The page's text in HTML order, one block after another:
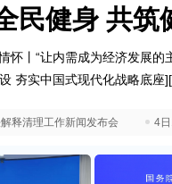
民健身 共筑
怀丨“让内需成为经济发展的
夯实中国式现代化战略底座][
释清理工作新闻发布会 4